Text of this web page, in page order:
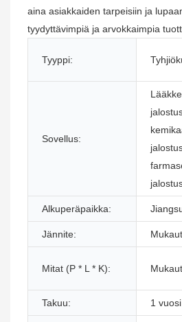
aina asiakkaiden tarpeisiin ja
tyydyttävimpiä ja arvokkaimpia
Tyyppi:
Sovellus:
Alkuperäpaikka:
Jännite:
Mitat (P * L * K):
Takuu: 1 vuosi